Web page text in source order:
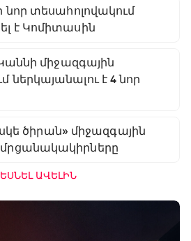
նոր տեսահոլովակում
է Կոմիտասին
միջազգային
է 4 նոր
ծիրան» միջազգային
ԱՎԵԼԻՆ